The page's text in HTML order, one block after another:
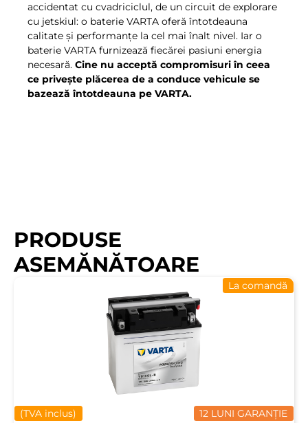
accidentat cu cvadriciclul, de un circuit de explorare
cu jetskiul: o baterie VARTA oferă întotdeauna
calitate şi performanţe la cel mai înalt nivel. Iar o
baterie VARTA furnizează fiecărei pasiuni energia
necesară. Cine nu acceptă compromisuri în ceea
ce priveşte plăcerea de a conduce vehicule se
bazează întotdeauna pe VARTA.
PRODUSE
ASEMĂNĂTOARE
12 LUNI GARANȚIE
La comandă
(TVA inclus)